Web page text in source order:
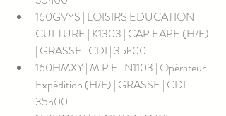
160GVYS | LOISIRS EDUCATION
CULTURE | K1303 | CAP EAPE (H/F)
| GRASSE | CDI | 35h00
160HMXY | M P E | N1103 | Opérateur
Expédition (H/F) | GRASSE | CDI |
35h00